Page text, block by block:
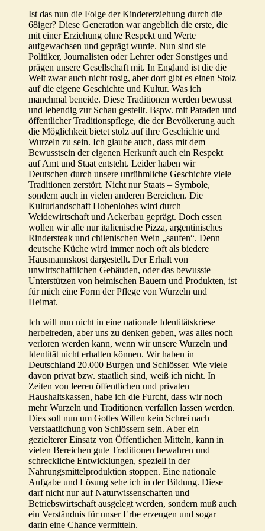
Ist das nun die Folge der Kindererziehung durch die
68iger? Diese Generation war angeblich die erste, die
mit einer Erziehung ohne Respekt und Werte
aufgewachsen und geprägt wurde. Nun sind sie
Politiker, Journalisten oder Lehrer oder Sonstiges und
prägen unsere Gesellschaft mit. In England ist die die
Welt zwar auch nicht rosig, aber dort gibt es einen Stolz
auf die eigene Geschichte und Kultur. Was ich
manchmal beneide. Diese Traditionen werden bewusst
und lebendig zur Schau gestellt. Bspw. mit Paraden und
öffentlicher Traditionspflege, die der Bevölkerung auch
die Möglichkeit bietet stolz auf ihre Geschichte und
Wurzeln zu sein. Ich glaube auch, dass mit dem
Bewusstsein der eigenen Herkunft auch ein Respekt
auf Amt und Staat entsteht. Leider haben wir
Deutschen durch unsere unrühmliche Geschichte viele
Traditionen zerstört. Nicht nur Staats – Symbole,
sondern auch in vielen anderen Bereichen. Die
Kulturlandschaft Hohenlohes wird durch
Weidewirtschaft und Ackerbau geprägt. Doch essen
wollen wir alle nur italienische Pizza, argentinisches
Rindersteak und chilenischen Wein „saufen“. Denn
deutsche Küche wird immer noch oft als biedere
Hausmannskost dargestellt. Der Erhalt von
unwirtschaftlichen Gebäuden, oder das bewusste
Unterstützen von heimischen Bauern und Produkten, ist
für mich eine Form der Pflege von Wurzeln und
Heimat.
Ich will nun nicht in eine nationale Identitätskriese
herbeireden, aber uns zu denken geben, was alles noch
verloren werden kann, wenn wir unsere Wurzeln und
Identität nicht erhalten können. Wir haben in
Deutschland 20.000 Burgen und Schlösser. Wie viele
davon privat bzw. staatlich sind, weiß ich nicht. In
Zeiten von leeren öffentlichen und privaten
Haushaltskassen, habe ich die Furcht, dass wir noch
mehr Wurzeln und Traditionen verfallen lassen werden.
Dies soll nun um Gottes Willen kein Schrei nach
Verstaatlichung von Schlössern sein. Aber ein
gezielterer Einsatz von Öffentlichen Mitteln, kann in
vielen Bereichen gute Traditionen bewahren und
schreckliche Entwicklungen, speziell in der
Nahrungsmittelproduktion stoppen. Eine nationale
Aufgabe und Lösung sehe ich in der Bildung. Diese
darf nicht nur auf Naturwissenschaften und
Betriebswirtschaft ausgelegt werden, sondern muß auch
ein Verständnis für unser Erbe erzeugen und sogar
darin eine Chance vermitteln.